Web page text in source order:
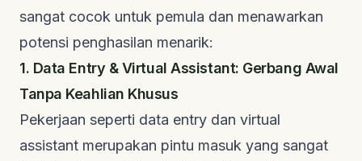
sangat cocok untuk pemula dan menawarkan
potensi penghasilan menarik:
1. Data Entry & Virtual Assistant: Gerbang Awal
Tanpa Keahlian Khusus
Pekerjaan seperti data entry dan virtual
assistant merupakan pintu masuk yang sangat